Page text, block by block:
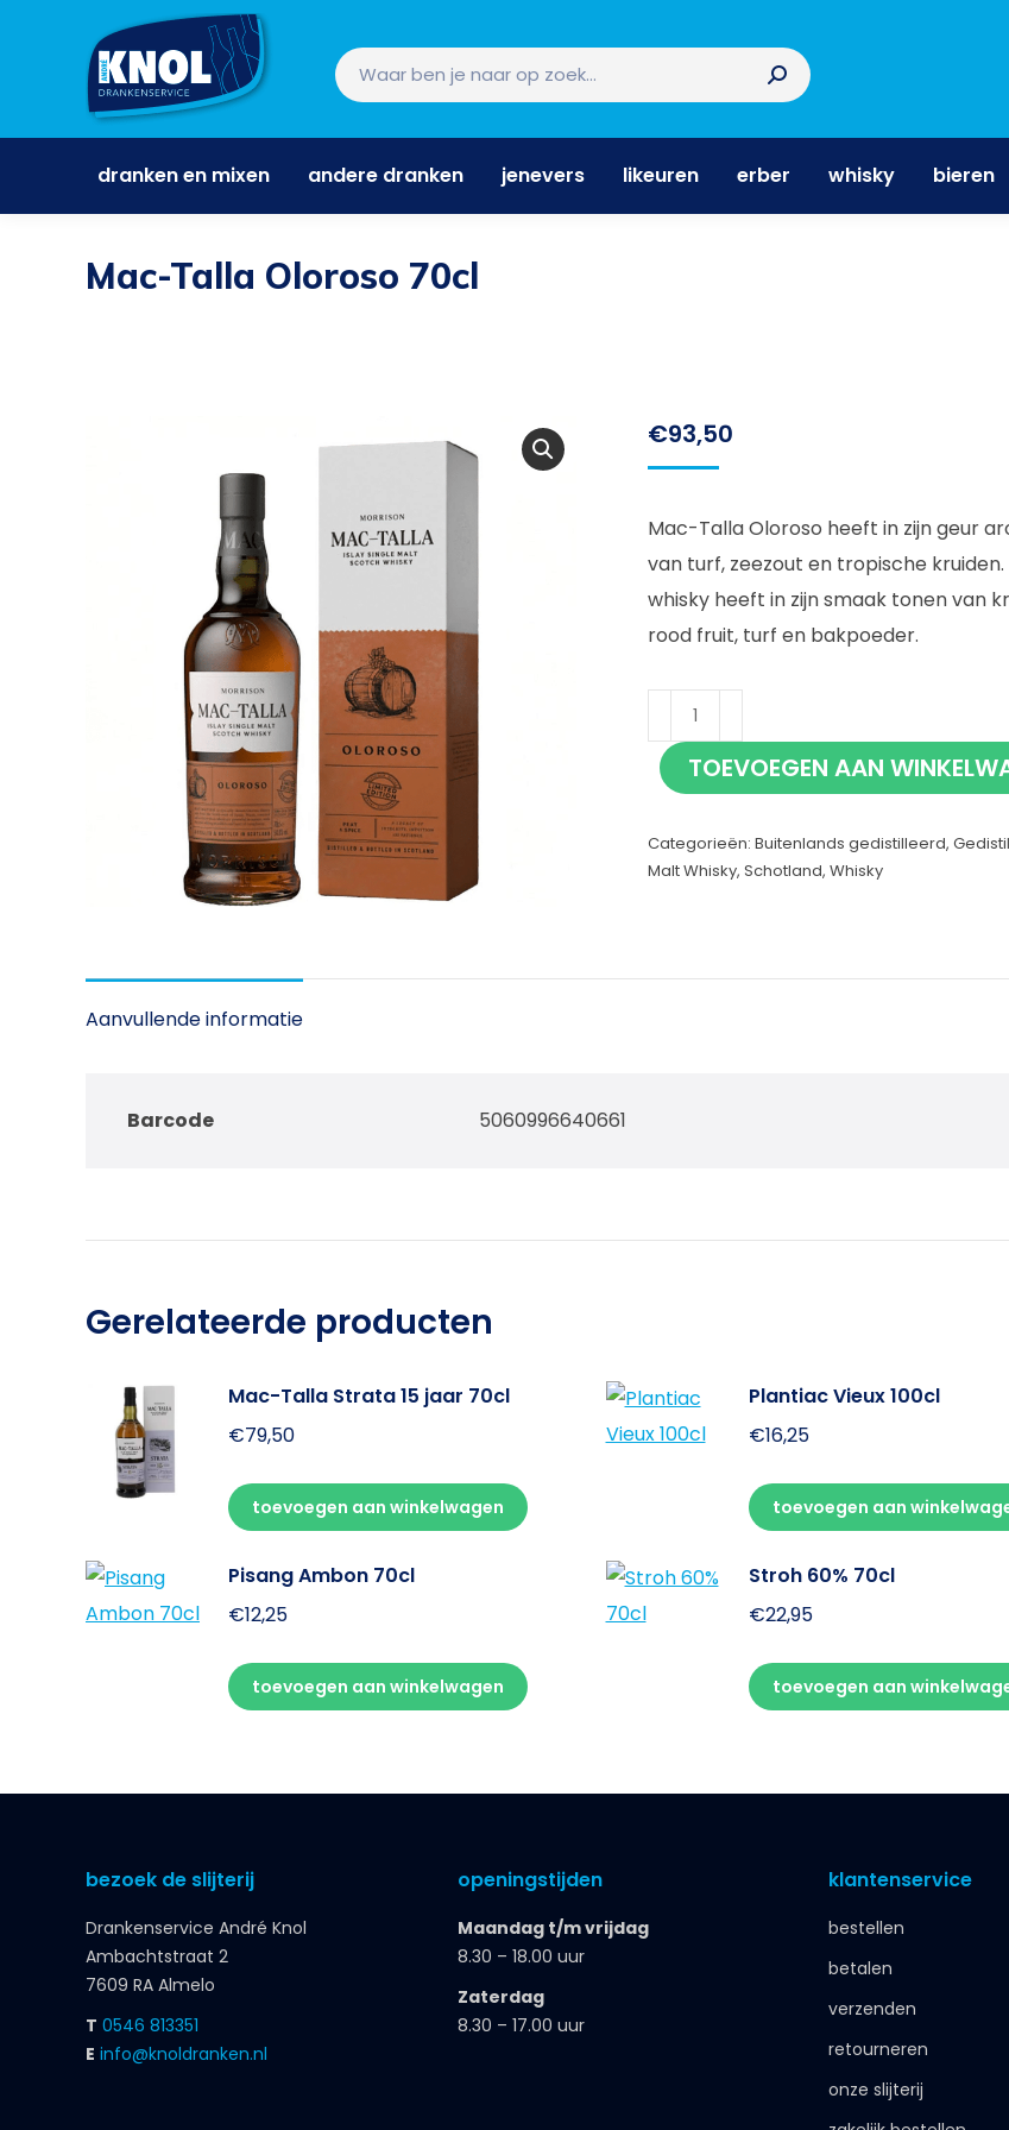
dranken en mixen andere dranken jenevers likeuren erber whisky bieren
Mac-Talla Oloroso 70cl
€93,50
Mac-Talla Oloroso heeft in zijn geur
van turf, zeezout en tropische kruiden.
whisky heeft in zijn smaak tonen van
rood fruit, turf en bakpoeder.
Mac-
Talla
Oloroso
aantal
TOEVOEGEN AAN
Categorieën: Buitenlands gedistilleerd,
Malt Whisky, Schotland, Whisky
Aanvullende informatie
Barcode 5060996640661
Gerelateerde producten
Mac-Talla Strata 15 jaar 70cl
€79,50
toevoegen aan winkelwagen
Plantiac Vieux 100cl
€16,25
toevoegen aan
Pisang Ambon 70cl
€12,25
toevoegen aan winkelwagen
Stroh 60% 70cl
€22,95
toevoegen aan
bezoek de slijterij
Drankenservice André Knol
Ambachtstraat 2
7609 RA Almelo
T 0546 813351
E info@knoldranken.nl
openingstijden
Maandag t/m vrijdag
8.30 – 18.00 uur
Zaterdag
8.30 – 17.00 uur
klantenservice
bestellen
betalen
verzenden
retourneren
onze slijterij
dranken en mixen